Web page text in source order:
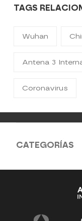
TAGS
Wuhan
Antena 3
Coronavirus
CATEGORÍAS
Antena 3
Tu cara me